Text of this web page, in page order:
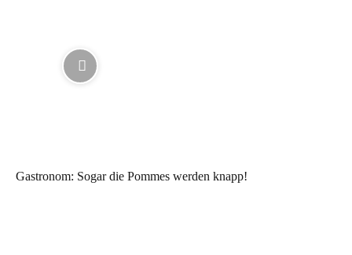
Gastronom: Sogar die Pommes werden knapp!